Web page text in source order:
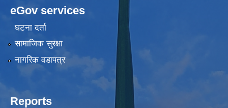
eGov services
घटना दर्ता
सामाजिक सुरक्षा
नागरिक वडापत्र
Reports